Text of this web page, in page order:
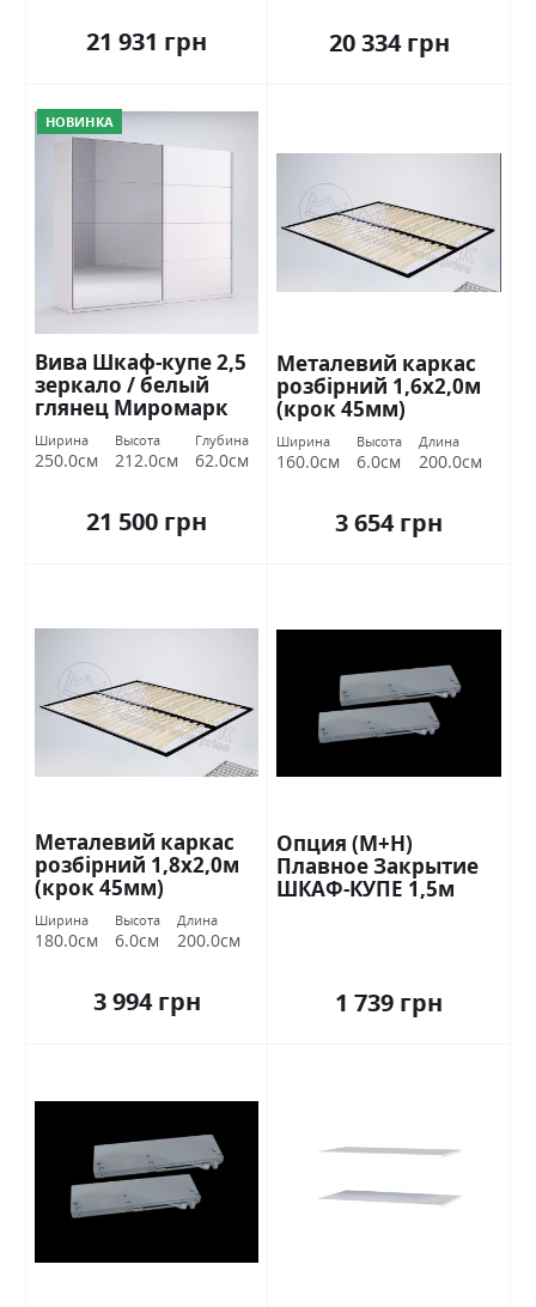
21 931 грн 20 334 грн
НОВИНКА
Вива Шкаф-купе 2,5
зеркало / белый
глянец Миромарк
Ширина
250.0см
Высота
212.0см
Глубина
62.0см
21 500 грн
Металевий каркас
розбірний 1,6х2,0м
(крок 45мм)
Ширина
160.0см
Высота
6.0см
Длина
200.0см
3 654 грн
Металевий каркас
розбірний 1,8х2,0м
(крок 45мм)
Ширина
180.0см
Высота
6.0см
Длина
200.0см
3 994 грн
Опция (М+Н)
Плавное Закрытие
ШКАФ-КУПЕ 1,5м
1 739 грн